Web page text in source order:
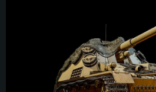
Connection: Connexion Internet à haut débit
Disque dur: 75.9 Go (client complet)
Connection: Connexion Internet à haut débit
Disque dur: 62,2 Go (client complet)
de même pour AMD (Radeon RX 570) avec
Connection: Connexion Internet à haut débit
Disque dur: 60,2 Go (client complet)